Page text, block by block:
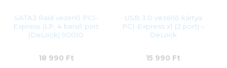
SATA3 Raid vezérlő PCI-
Express (LP, 4 belső port
(DeLock) 90010
18 990 Ft
USB 3.0 vezérlő kártya
PCI-Express x1 (2 port) –
DeLock
15 990 Ft